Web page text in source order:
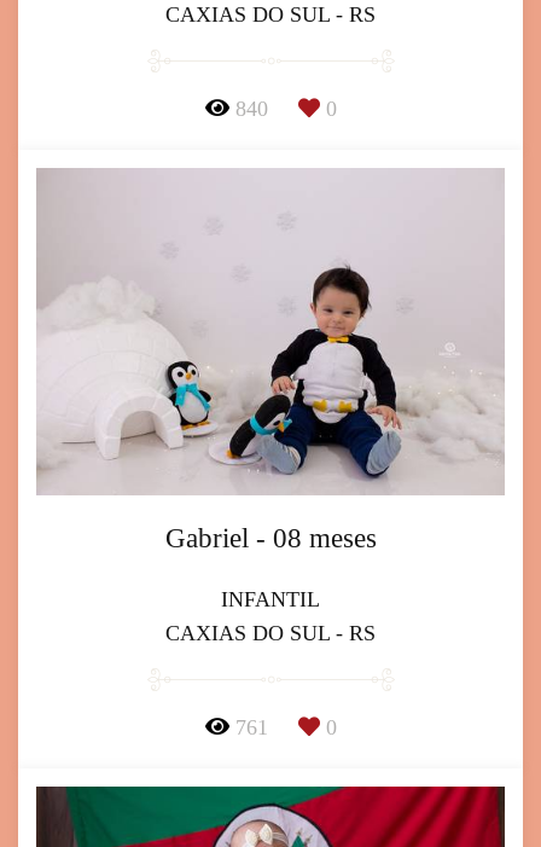
CAXIAS DO SUL - RS
840 0
Gabriel - 08 meses
INFANTIL
CAXIAS DO SUL - RS
761 0